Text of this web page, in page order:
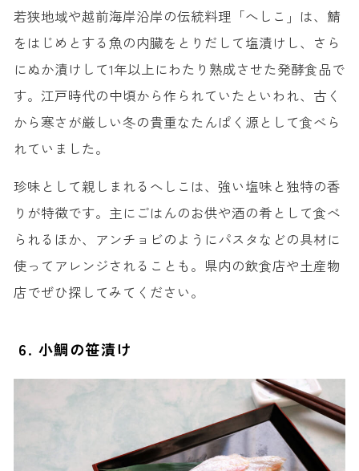
若狭地域や越前海岸沿岸の伝統料理「へしこ」は、鯖
をはじめとする魚の内臓をとりだして塩漬けし、さら
にぬか漬けして1年以上にわたり熟成させた発酵食品で
す。江戸時代の中頃から作られていたといわれ、古く
から寒さが厳しい冬の貴重なたんぱく源として食べら
れていました。
珍味として親しまれるへしこは、強い塩味と独特の香
りが特徴です。主にごはんのお供や酒の肴として食べ
られるほか、アンチョビのようにパスタなどの具材に
使ってアレンジされることも。県内の飲食店や土産物
店でぜひ探してみてください。
6. 小鯛の笹漬け